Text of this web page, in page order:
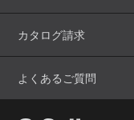
カタログ請求
よくあるご質問